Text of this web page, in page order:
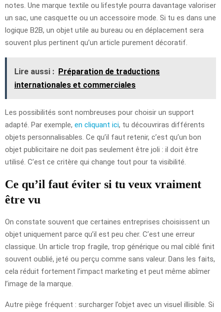
notes. Une marque textile ou lifestyle pourra davantage valoriser
un sac, une casquette ou un accessoire mode. Si tu es dans une
logique B2B, un objet utile au bureau ou en déplacement sera
souvent plus pertinent qu’un article purement décoratif.
Lire aussi : Préparation de traductions
internationales et commerciales
Les possibilités sont nombreuses pour choisir un support
adapté. Par exemple, en cliquant ici, tu découvriras différents
objets personnalisables. Ce qu’il faut retenir, c’est qu’un bon
objet publicitaire ne doit pas seulement être joli : il doit être
utilisé. C’est ce critère qui change tout pour ta visibilité.
Ce qu’il faut éviter si tu veux vraiment
être vu
On constate souvent que certaines entreprises choisissent un
objet uniquement parce qu’il est peu cher. C’est une erreur
classique. Un article trop fragile, trop générique ou mal ciblé finit
souvent oublié, jeté ou perçu comme sans valeur. Dans les faits,
cela réduit fortement l’impact marketing et peut même abîmer
l’image de la marque.
Autre piège fréquent : surcharger l’objet avec un visuel illisible. Si